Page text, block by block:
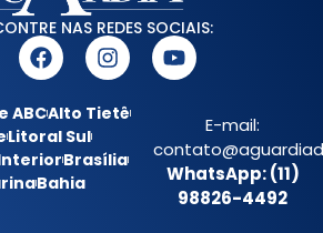
NAS REDES SOCIAIS:
ABCAlto Tietê
Litoral Sul
Brasília
Bahia
E-mail:
WhatsApp: (11)
98826-4492